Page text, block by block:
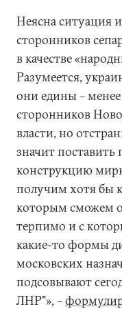
Неясна ситуация
сторонников
в качестве
Разумеется,
они едины – менее
сторонников
власти, но
значит
конструкцию
получим хотя бы
которым сможем
терпимо и с
какие-то формы
московских
подсовывают
ЛНР"», –